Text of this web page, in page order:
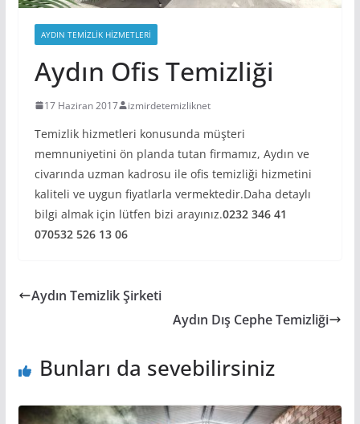
AYDIN TEMIZLIK HIZMETLERI
Aydın Ofis Temizliği
17 Haziran 2017 izmirdetemizliknet
Temizlik hizmetleri konusunda müşteri
memnuniyetini ön planda tutan firmamız, Aydın ve
civarında uzman kadrosu ile ofis temizliği hizmetini
kaliteli ve uygun fiyatlarla vermektedir.Daha detaylı
bilgi almak için lütfen bizi arayınız.0232 346 41
070532 526 13 06
Aydın Temizlik Şirketi
Aydın Dış Cephe Temizliği
Bunları da sevebilirsiniz